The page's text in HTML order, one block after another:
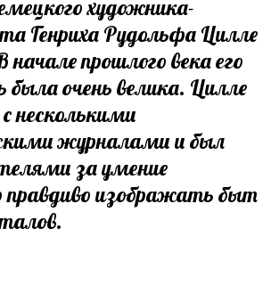
художника-
Генриха Рудольфа Цилле
начале прошлого века его
была очень велика. Цилле
несколькими
журналами и был
за умение
правдиво изображать быт